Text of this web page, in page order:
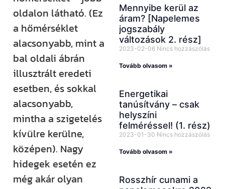
oldalon látható. (Ez
a hőmérséklet
alacsonyabb, mint a
bal oldali ábrán
illusztrált eredeti
esetben, és sokkal
alacsonyabb,
mintha a szigetelés
kívülre kerülne,
középen). Nagy
hidegek esetén ez
még akár olyan
Mennyibe kerül az
áram? [Napelemes
jogszabály
változások 2. rész]
2023-02-06 Nincs hozzászólás
Tovább olvasom »
Energetikai
tanúsítvány – csak
helyszíni
felméréssel! (1. rész)
2023-01-30 Nincs hozzászólás
Tovább olvasom »
Rosszhír cunami a